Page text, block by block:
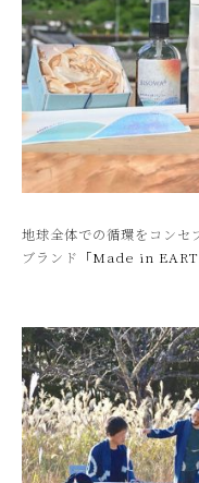
地球全体での循環をコンセ
ブランド 「Made in